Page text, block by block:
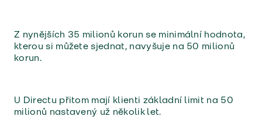
Z nynějších 35 milionů korun se minimální hodnota,
kterou si můžete sjednat, navyšuje na 50 milionů
korun.
U Directu přitom mají klienti základní limit na 50
milionů nastavený už několik let.